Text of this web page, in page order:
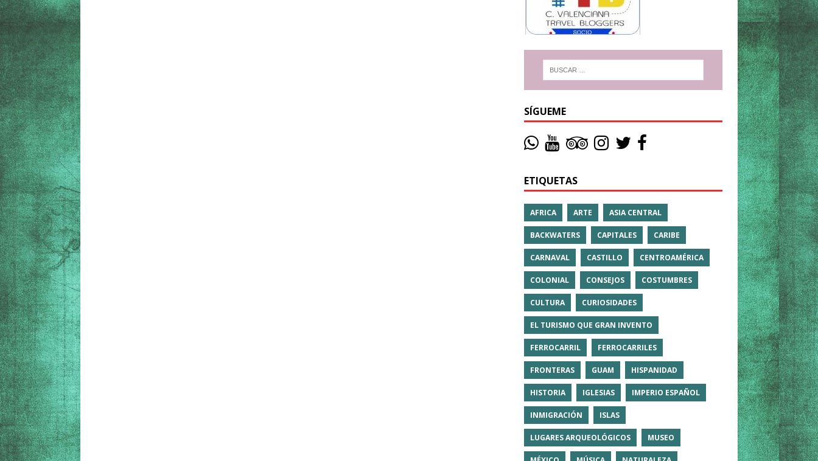
SÍGUEME
ETIQUETAS
AFRICA ARTE ASIA CENTRAL
BACKWATERS CAPITALES CARIBE
CARNAVAL CASTILLO CENTROAMÉRICA
COLONIAL CONSEJOS COSTUMBRES
CULTURA CURIOSIDADES
EL TURISMO QUE GRAN INVENTO
FERROCARRIL FERROCARRILES
FRONTERAS GUAM HISPANIDAD
HISTORIA IGLESIAS IMPERIO ESPAÑOL
INMIGRACIÓN ISLAS
LUGARES ARQUEOLÓGICOS MUSEO